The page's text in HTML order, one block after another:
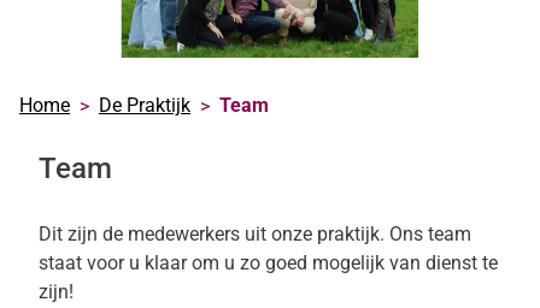
Home De Praktijk Team
Team
Dit zijn de medewerkers uit onze praktijk. Ons team
staat voor u klaar om u zo goed mogelijk van dienst te
zijn!